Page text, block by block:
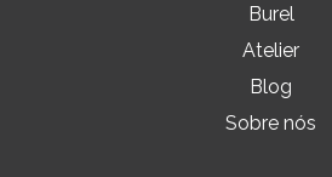
Burel
Atelier
Blog
Sobre nós